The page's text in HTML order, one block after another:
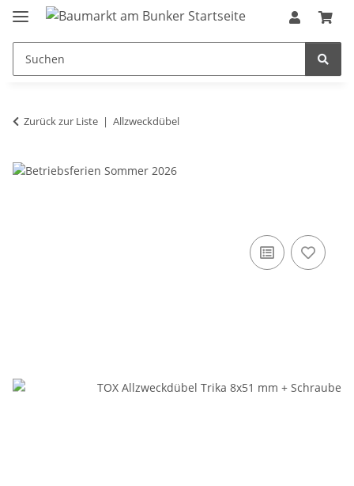
Zurück zur Liste Allzweckdübel